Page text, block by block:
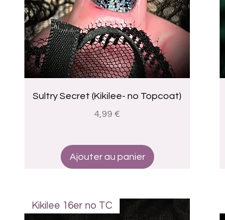
Aperçu rapide
Sultry Secret (Kikilee- no Topcoat)
Prix
4,99 €
Ajouter au panier
Kikilee 16er no TC